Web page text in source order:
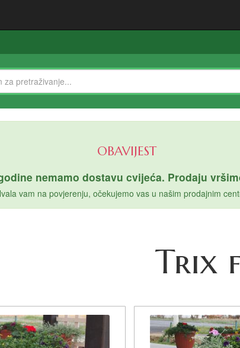
OBAVIJEST
nemamo dostavu cvijeća. Prodaju
vam na povjerenju, očekujemo vas u našim prodajnim
Trix